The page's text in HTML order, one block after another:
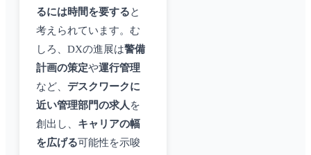
るには時間を要すると
考えられています。む
しろ、DXの進展は警備
計画の策定や運行管理
など、 デスクワークに
近い管理部門の求人 を
創出し、 キャリアの幅
を広げる可能性を示唆